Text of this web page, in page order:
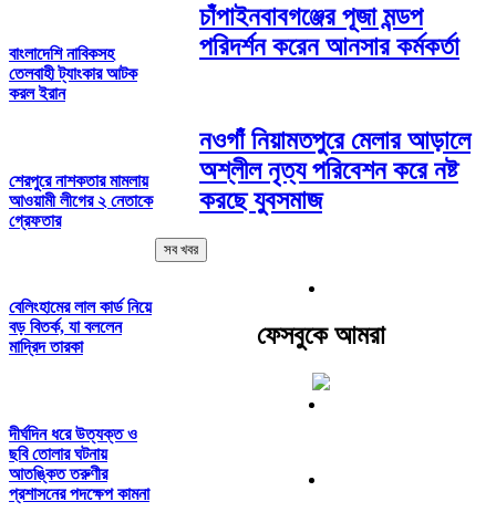
বাংলাদেশি নাবিকসহ
তেলবাহী ট্যাংকার আটক
করল ইরান
শেরপুরে নাশকতার মামলায়
আওয়ামী লীগের ২ নেতাকে
গ্রেফতার
বেলিংহামের লাল কার্ড নিয়ে
বড় বিতর্ক, যা বললেন
মাদ্রিদ তারকা
দীর্ঘদিন ধরে উত্যক্ত ও
ছবি তোলার ঘটনায়
আতঙ্কিত তরুণীর
প্রশাসনের পদক্ষেপ কামনা
চাঁপাইনবাবগঞ্জের পূজা মন্ডপ
পরিদর্শন করেন আনসার কর্মকর্তা
নওগাঁ নিয়ামতপুরে মেলার আড়ালে
অশ্লীল নৃত্য পরিবেশন করে নষ্ট
করছে যুবসমাজ
সব খবর
ফেসবুকে আমরা